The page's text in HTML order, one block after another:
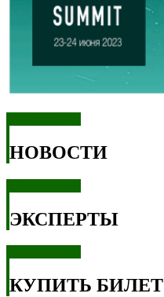
НОВОСТИ
ЭКСПЕРТЫ
КУПИТЬ БИЛЕТ